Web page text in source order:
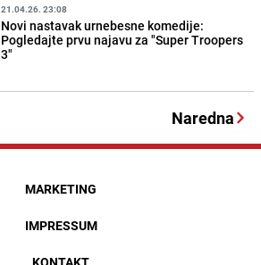
21.04.26. 23:08
Novi nastavak urnebesne komedije:
Pogledajte prvu najavu za "Super Troopers
3"
Naredna
MARKETING
IMPRESSUM